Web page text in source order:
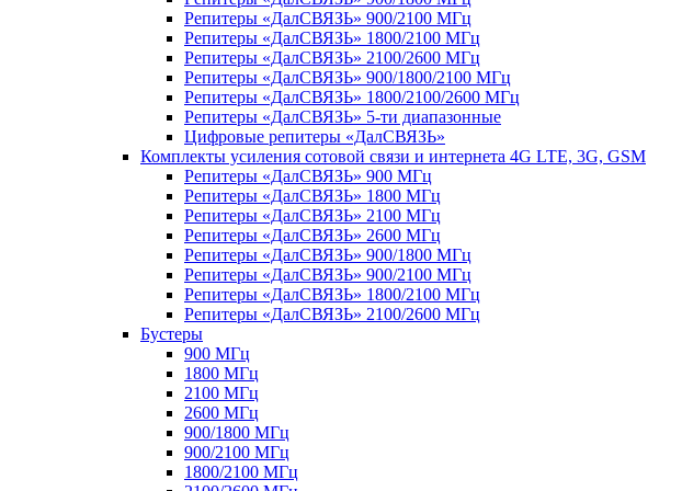
Репитеры «ДалСВЯЗЬ» 900/2100 МГц
Репитеры «ДалСВЯЗЬ» 1800/2100 МГц
Репитеры «ДалСВЯЗЬ» 2100/2600 МГц
Репитеры «ДалСВЯЗЬ» 900/1800/2100 МГц
Репитеры «ДалСВЯЗЬ» 1800/2100/2600 МГц
Репитеры «ДалСВЯЗЬ» 5-ти диапазонные
Цифровые репитеры «ДалСВЯЗЬ»
Комплекты усиления сотовой связи и интернета 4G LTE, 3G, GSM
Репитеры «ДалСВЯЗЬ» 900 МГц
Репитеры «ДалСВЯЗЬ» 1800 МГц
Репитеры «ДалСВЯЗЬ» 2100 МГц
Репитеры «ДалСВЯЗЬ» 2600 МГц
Репитеры «ДалСВЯЗЬ» 900/1800 МГц
Репитеры «ДалСВЯЗЬ» 900/2100 МГц
Репитеры «ДалСВЯЗЬ» 1800/2100 МГц
Репитеры «ДалСВЯЗЬ» 2100/2600 МГц
Бустеры
900 МГц
1800 МГц
2100 МГц
2600 МГц
900/1800 МГц
900/2100 МГц
1800/2100 МГц